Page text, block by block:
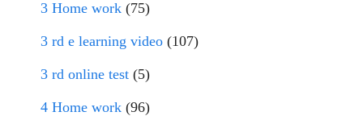
3 Home work (75)
3 rd e learning video (107)
3 rd online test (5)
4 Home work (96)